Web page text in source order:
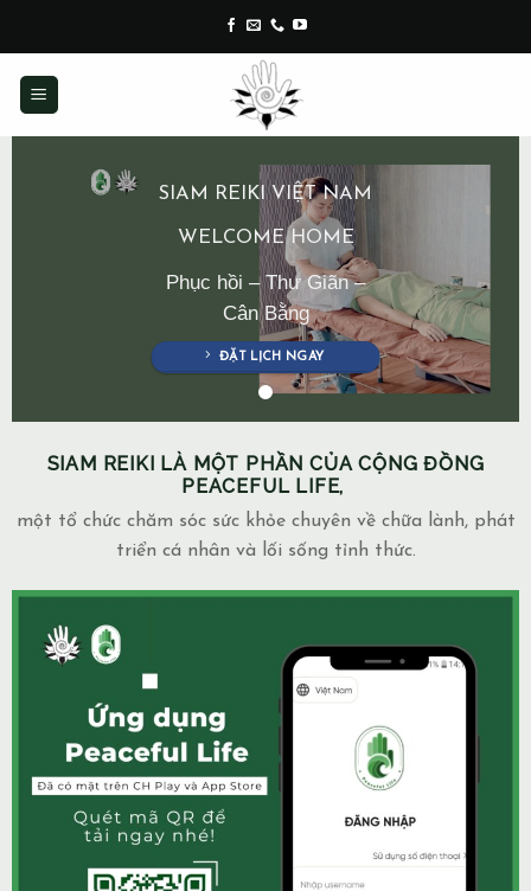
content
SIAM REIKI VIỆT NAM
WELCOME HOME
Phục hồi – Thư Giãn –
Cân Bằng
ĐẶT LỊCH NGAY
SIAM REIKI LÀ MỘT PHẦN CỦA CỘNG ĐỒNG
PEACEFUL LIFE,
một tổ chức chăm sóc sức khỏe chuyên về chữa lành, phát
triển cá nhân và lối sống tỉnh thức.